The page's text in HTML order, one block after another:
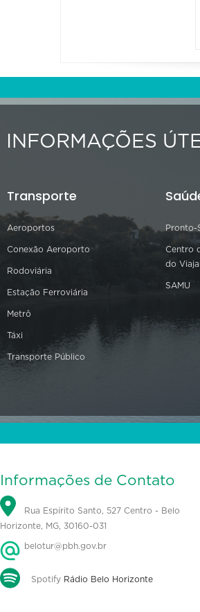
INFORMAÇÕES
Transporte
Aeroportos
Conexão Aeroporto
Rodoviária
Estação Ferroviária
Metrô
Táxi
Transporte Público
Pronto-
Centro
do
SAMU
Informações de Contato
Rua Espírito Santo, 527 Centro - Belo
Horizonte, MG, 30160-031
belotur@pbh.gov.br
Spotify Rádio Belo Horizonte